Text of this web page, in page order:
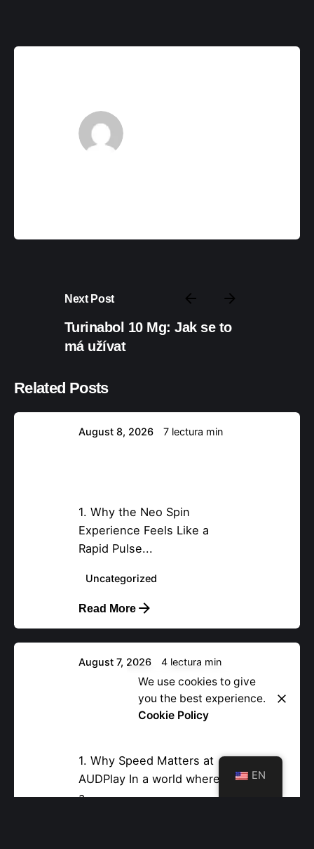
Next Post
Turinabol 10 Mg: Jak se to
má užívat
Related Posts
Posteado por
nova37894
August 8, 2026 7 lectura min
1. Why the Neo Spin
Experience Feels Like a
Rapid Pulse...
Uncategorized
Read More
nova37894
August 7, 2026 4 lectura min
AUDPlay Casino –
Quick‑Hit Slots &
Fast‑Track Gaming for the
1. Why Speed Matters at
AUDPlay In a world where
a...
We use cookies to give
you the best experience.
Cookie Policy
EN